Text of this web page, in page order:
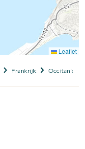
Leaflet
Frankrijk Occitanie